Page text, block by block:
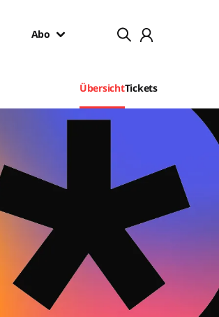
Abo
ÜbersichtTickets